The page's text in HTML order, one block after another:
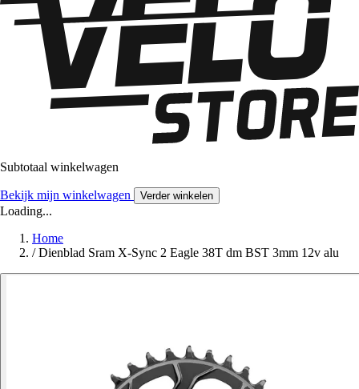
Subtotaal winkelwagen
Bekijk mijn winkelwagen Verder winkelen
Loading...
Home
/ Dienblad Sram X-Sync 2 Eagle 38T dm BST 3mm 12v alu